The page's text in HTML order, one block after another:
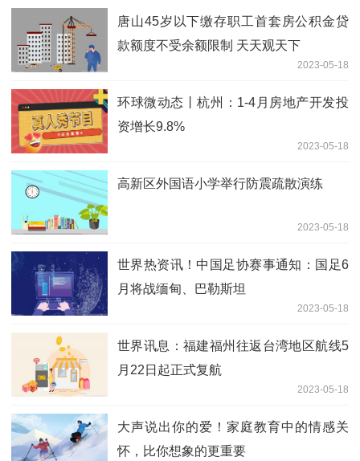
唐山45岁以下缴存职工首套房公积金贷
款额度不受余额限制 天天观天下
2023-05-18
环球微动态丨杭州：1-4月房地产开发投
资增长9.8%
2023-05-18
高新区外国语小学举行防震疏散演练
2023-05-18
世界热资讯！中国足协赛事通知：国足6
月将战缅甸、巴勒斯坦
2023-05-18
世界讯息：福建福州往返台湾地区航线5
月22日起正式复航
2023-05-18
大声说出你的爱！家庭教育中的情感关
怀，比你想象的更重要